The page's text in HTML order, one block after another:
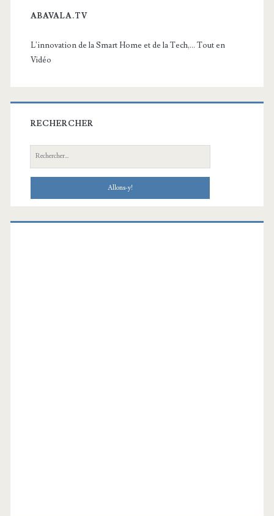
ABAVALA.TV
L'innovation de la Smart Home et de la Tech,... Tout en
Vidéo
RECHERCHER
Recherche: